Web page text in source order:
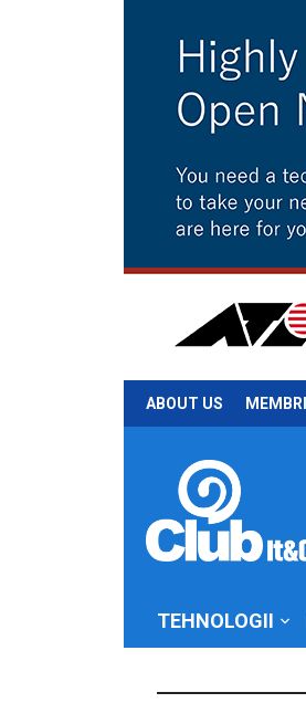
ABOUT US MEMBRI
TEHNOLOGII